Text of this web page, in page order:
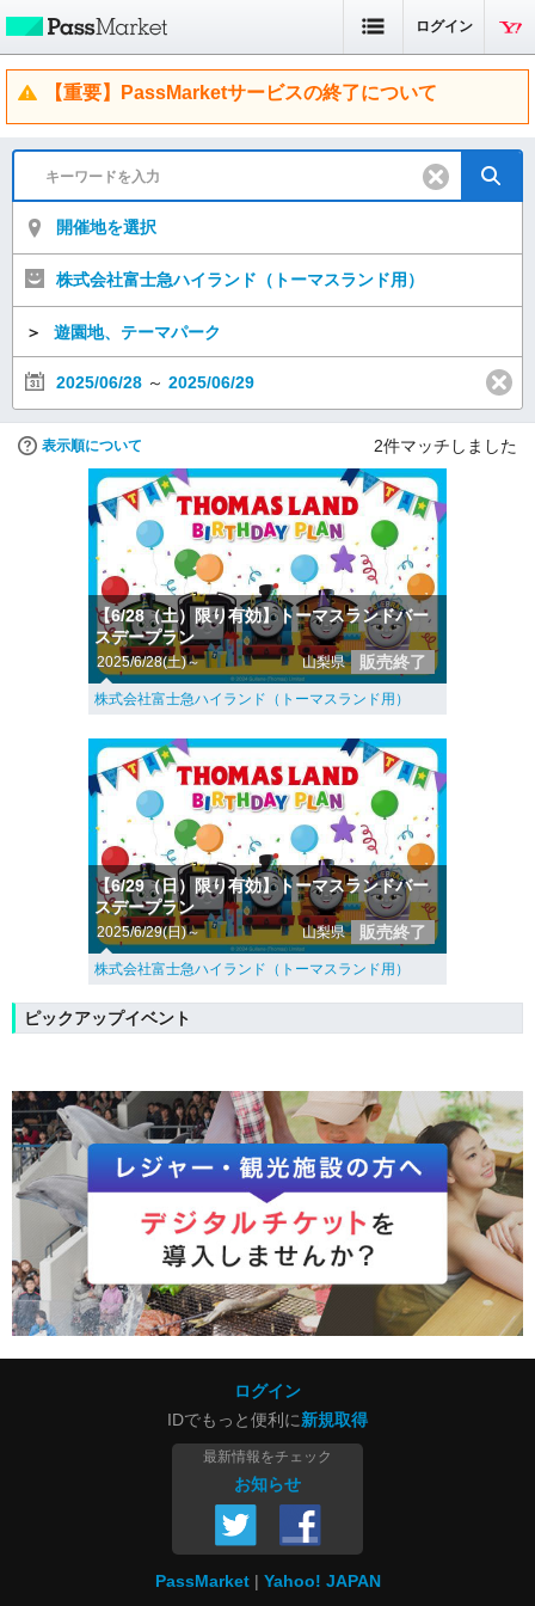
ログイン
【重要】PassMarketサービスの終了について
開催地を選択
株式会社富士急ハイランド（トーマスランド用）
＞ 遊園地、テーマパーク
2025/06/28 ～ 2025/06/29
表示順について 2件マッチしました
【6/28（土）限り有効】トーマスランドバー
スデープラン
2025/6/28(土)～ 山梨県 販売終了
株式会社富士急ハイランド（トーマスランド用）
【6/29（日）限り有効】トーマスランドバー
スデープラン
2025/6/29(日)～ 山梨県 販売終了
株式会社富士急ハイランド（トーマスランド用）
ピックアップイベント
ログイン
IDでもっと便利に新規取得
最新情報をチェック
お知らせ
PassMarket Yahoo! JAPAN